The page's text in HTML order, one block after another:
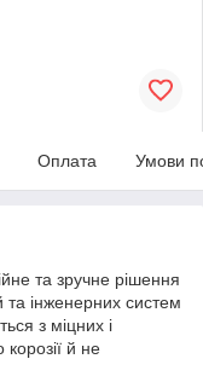
Оплата Умови
та зручне рішення
та інженерних систем
з міцних і
корозії й не